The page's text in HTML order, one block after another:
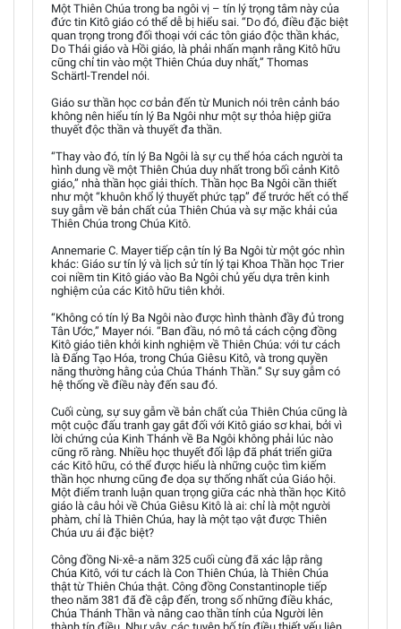
Một Thiên Chúa trong ba ngôi vị – tín lý trọng tâm này của
đức tin Kitô giáo có thể dễ bị hiểu sai. “Do đó, điều đặc biệt
quan trọng trong đối thoại với các tôn giáo độc thần khác,
Do Thái giáo và Hồi giáo, là phải nhấn mạnh rằng Kitô hữu
cũng chỉ tin vào một Thiên Chúa duy nhất,” Thomas
Schärtl-Trendel nói.
Giáo sư thần học cơ bản đến từ Munich nói trên cảnh báo
không nên hiểu tín lý Ba Ngôi như một sự thỏa hiệp giữa
thuyết độc thần và thuyết đa thần.
“Thay vào đó, tín lý Ba Ngôi là sự cụ thể hóa cách người ta
hình dung về một Thiên Chúa duy nhất trong bối cảnh Kitô
giáo,” nhà thần học giải thích. Thần học Ba Ngôi cần thiết
như một “khuôn khổ lý thuyết phức tạp” để trước hết có thể
suy gẫm về bản chất của Thiên Chúa và sự mặc khải của
Thiên Chúa trong Chúa Kitô.
Annemarie C. Mayer tiếp cận tín lý Ba Ngôi từ một góc nhìn
khác: Giáo sư tín lý và lịch sử tín lý tại Khoa Thần học Trier
coi niềm tin Kitô giáo vào Ba Ngôi chủ yếu dựa trên kinh
nghiệm của các Kitô hữu tiên khởi.
“Không có tín lý Ba Ngôi nào được hình thành đầy đủ trong
Tân Ước,” Mayer nói. “Ban đầu, nó mô tả cách cộng đồng
Kitô giáo tiên khởi kinh nghiệm về Thiên Chúa: với tư cách
là Đấng Tạo Hóa, trong Chúa Giêsu Kitô, và trong quyền
năng thường hằng của Chúa Thánh Thần.” Sự suy gẫm có
hệ thống về điều này đến sau đó.
Cuối cùng, sự suy gẫm về bản chất của Thiên Chúa cũng là
một cuộc đấu tranh gay gắt đối với Kitô giáo sơ khai, bởi vì
lời chứng của Kinh Thánh về Ba Ngôi không phải lúc nào
cũng rõ ràng. Nhiều học thuyết đối lập đã phát triển giữa
các Kitô hữu, có thể được hiểu là những cuộc tìm kiếm
thần học nhưng cũng đe dọa sự thống nhất của Giáo hội.
Một điểm tranh luận quan trọng giữa các nhà thần học Kitô
giáo là câu hỏi về Chúa Giêsu Kitô là ai: chỉ là một người
phàm, chỉ là Thiên Chúa, hay là một tạo vật được Thiên
Chúa ưu ái đặc biệt?
Công đồng Ni-xê-a năm 325 cuối cùng đã xác lập rằng
Chúa Kitô, với tư cách là Con Thiên Chúa, là Thiên Chúa
thật từ Thiên Chúa thật. Công đồng Constantinople tiếp
theo năm 381 đã đề cập đến, trong số những điều khác,
Chúa Thánh Thần và nâng cao thần tính của Người lên